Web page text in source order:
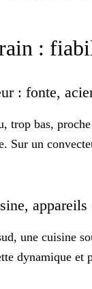
:
: fonte,
bas,
Sur un
appareils
une cuisine
dynamique